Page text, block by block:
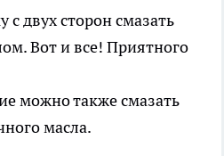
с двух сторон смазать
Вот и все! Приятного